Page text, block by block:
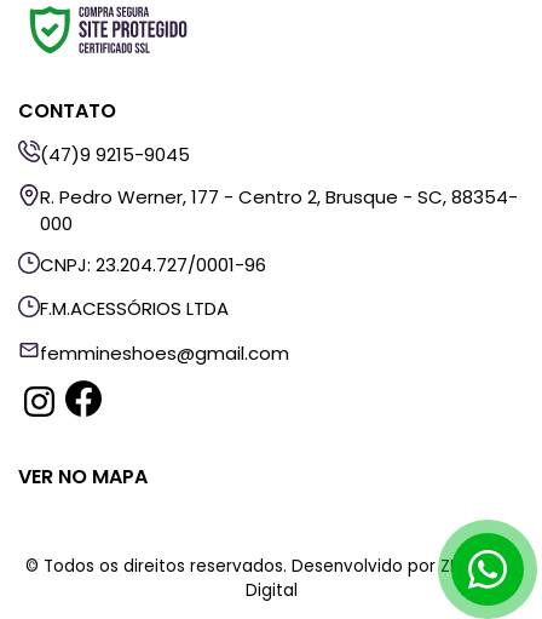
CONTATO
(47)9 9215-9045
R. Pedro Werner, 177 - Centro 2, Brusque - SC, 88354-
000
CNPJ: 23.204.727/0001-96
F.M.ACESSÓRIOS LTDA
femmineshoes@gmail.com
VER NO MAPA
© Todos os direitos reservados. Desenvolvido porZHF Mídia
Digital